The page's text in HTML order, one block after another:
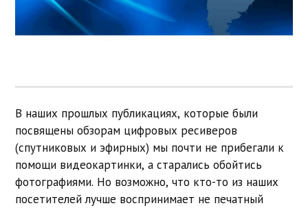
В наших прошлых публикациях, которые были
посвящены обзорам цифровых ресиверов
(спутниковых и эфирных) мы почти не прибегали к
помощи видеокартинки, а старались обойтись
фотографиями. Но возможно, что кто-то из наших
посетителей лучше воспринимает не печатный